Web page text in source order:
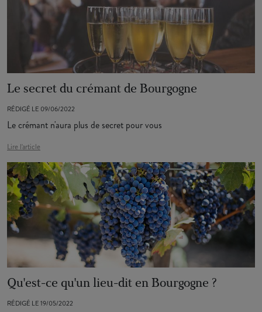
Le secret du crémant de Bourgogne
RÉDIGÉ LE 09/06/2022
Le crémant n'aura plus de secret pour vous
Lire l'article
Qu'est-ce qu'un lieu-dit en Bourgogne ?
RÉDIGÉ LE 19/05/2022